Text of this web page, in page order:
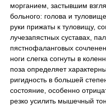
морганием, застывшим
больного: голова и
руки прижаты к туловищу,
лучезапястных суставах,
пястнофаланговых
ноги слегка согнуты в
поза определяет
ригидность в большей
состояние, особенно
резко усилить мышечный